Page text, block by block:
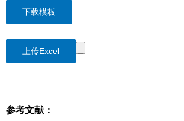
下载模板
上传Excel
参考文献：